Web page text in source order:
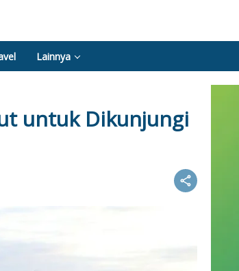
Lainnya
untuk Dikunjungi